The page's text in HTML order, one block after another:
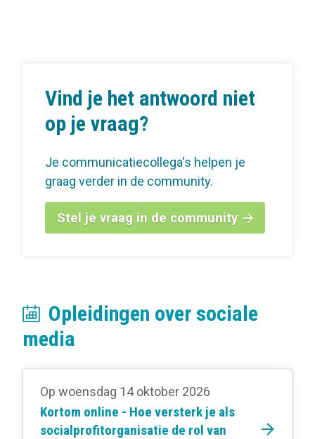
Vind je het antwoord niet
op je vraag?
Je communicatiecollega's helpen je
graag verder in de community.
Stel je vraag in de community
Opleidingen over sociale
media
Op woensdag 14 oktober 2026
Kortom online - Hoe versterk je als
socialprofitorganisatie de rol van